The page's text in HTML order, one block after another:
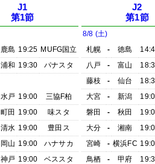
J1
第1節
鹿島 19:25 MUFG国立
浦和 19:30
パナスタ
水戸 19:00
三協F柏
町田 19:00
味スタ
清水 19:00
豊田ス
岡山 19:00
ハナサカ
神戸 19:00
ベススタ
J2
第1節
8/8 (土)
札幌
- 徳島
八戸
- 富山
藤枝
- 仙台
大宮
- 新潟
磐田
- 秋田
大分
- 湘南
宮崎
- 横浜FC
鳥栖
- 甲府